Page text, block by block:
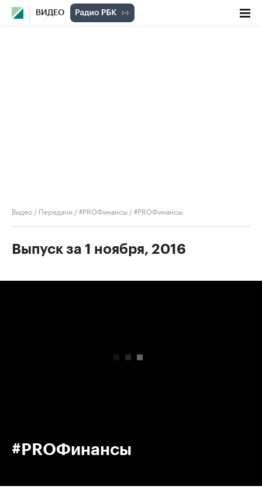
ВИДЕО
Видео / Передачи /#PROФинансы /#PROФинансы
Выпуск за 1 ноября, 2016
#PROФинансы